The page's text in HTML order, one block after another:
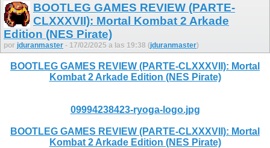
BOOTLEG GAMES REVIEW (PARTE-
CLXXXVII): Mortal Kombat 2 Arkade
Edition (NES Pirate)
por jduranmaster - 17/02/2025 a las 19:38 (jduranmaster)
BOOTLEG GAMES REVIEW (PARTE-CLXXXVII): Mortal
Kombat 2 Arkade Edition (NES Pirate)
09994238423-ryoga-logo.jpg
BOOTLEG GAMES REVIEW (PARTE-CLXXXVII): Mortal
Kombat 2 Arkade Edition (NES Pirate)